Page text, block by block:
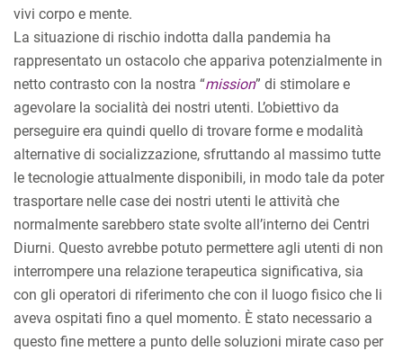
vivi corpo e mente.
La situazione di rischio indotta dalla pandemia ha
rappresentato un ostacolo che appariva potenzialmente in
netto contrasto con la nostra “mission” di stimolare e
agevolare la socialità dei nostri utenti. L’obiettivo da
perseguire era quindi quello di trovare forme e modalità
alternative di socializzazione, sfruttando al massimo tutte
le tecnologie attualmente disponibili, in modo tale da poter
trasportare nelle case dei nostri utenti le attività che
normalmente sarebbero state svolte all’interno dei Centri
Diurni. Questo avrebbe potuto permettere agli utenti di non
interrompere una relazione terapeutica significativa, sia
con gli operatori di riferimento che con il luogo fisico che li
aveva ospitati fino a quel momento. È stato necessario a
questo fine mettere a punto delle soluzioni mirate caso per